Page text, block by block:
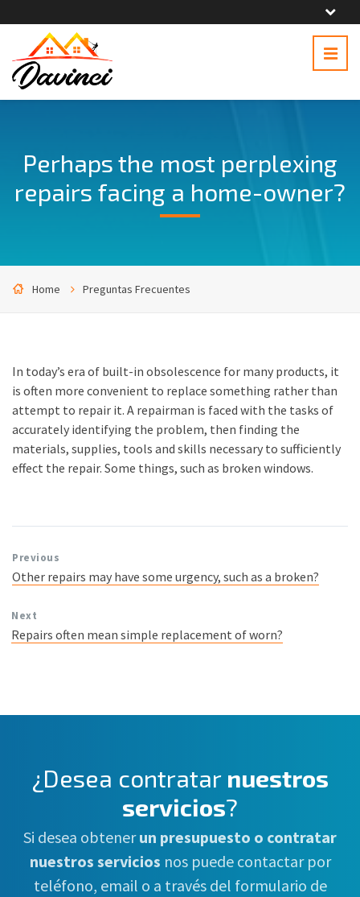
Perhaps the most perplexing
repairs facing a home-owner?
Home Preguntas Frecuentes
In today’s era of built-in obsolescence for many products, it
is often more convenient to replace something rather than
attempt to repair it. A repairman is faced with the tasks of
accurately identifying the problem, then finding the
materials, supplies, tools and skills necessary to sufficiently
effect the repair. Some things, such as broken windows.
Previous
Other repairs may have some urgency, such as a broken?
Next
Repairs often mean simple replacement of worn?
¿Desea contratar nuestros
servicios?
Si desea obtenerun presupuesto o contratar
nuestros servicios nos puede contactar por
teléfono, email o a través del formulario de